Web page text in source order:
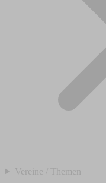
Vereine / Themen